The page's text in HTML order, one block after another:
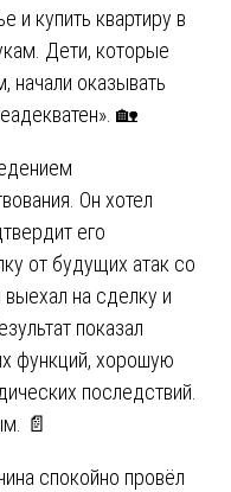
и купить квартиру в
Дети, которые
начали оказывать
🏡
Он хотел
его
от будущих атак со
на сделку и
показал
функций, хорошую
последствий.
📄
спокойно провёл